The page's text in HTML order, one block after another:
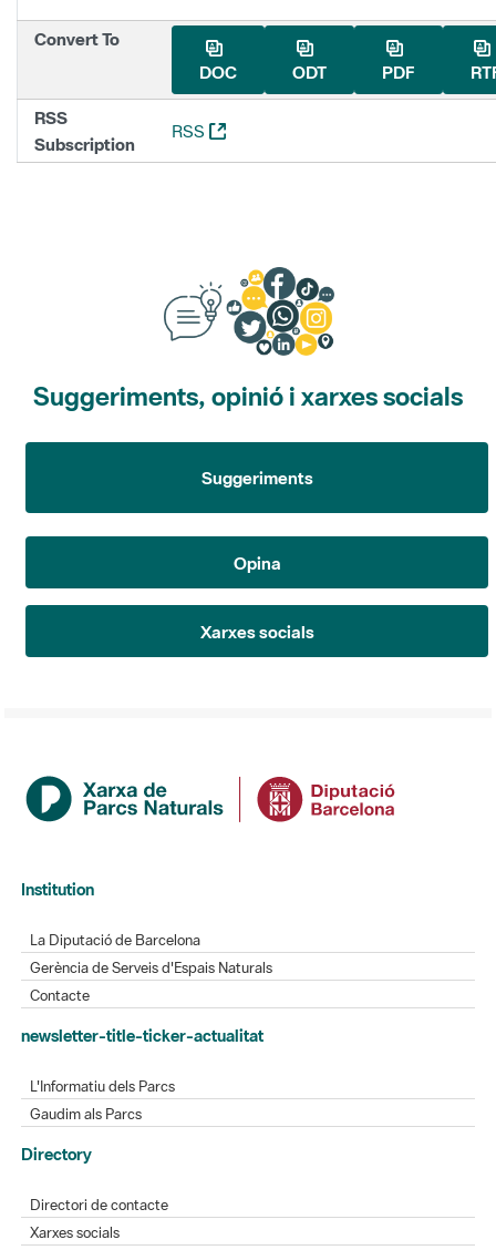
Convert To
DOC
ODT PDF
RSS
Subscription
RSS (Opens New Window)
Suggeriments, opinió i xarxes socials
Suggeriments
Opina
Xarxes socials
Institution
La Diputació de Barcelona
Gerència de Serveis d'Espais Naturals
Contacte
newsletter-title-ticker-actualitat
L'Informatiu dels Parcs
Gaudim als Parcs
Directory
Directori de contacte
Xarxes socials